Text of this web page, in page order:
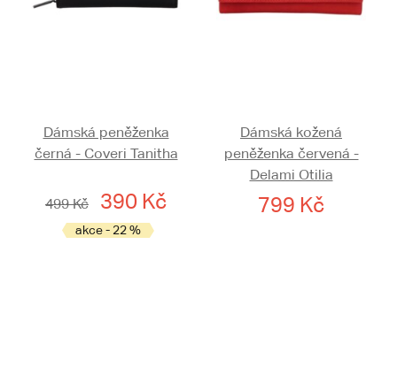
Dámská peněženka
černá - Coveri Tanitha
499 Kč 390 Kč
akce - 22 %
Dámská kožená
peněženka červená -
Delami Otilia
799 Kč